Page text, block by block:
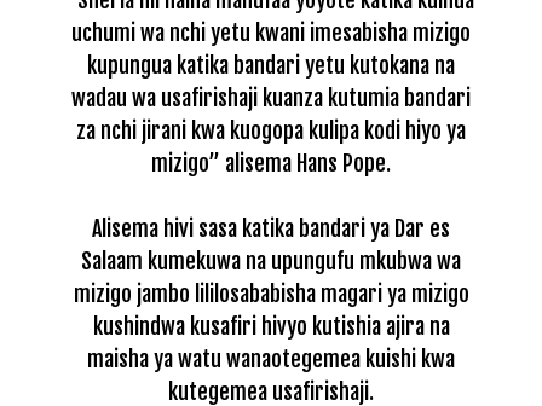
uchumi wa nchi yetu kwani imesabisha mizigo
kupungua katika bandari yetu kutokana na
wadau wa usafirishaji kuanza kutumia bandari
za nchi jirani kwa kuogopa kulipa kodi hiyo ya
mizigo” alisema Hans Pope.
Alisema hivi sasa katika bandari ya Dar es
Salaam kumekuwa na upungufu mkubwa wa
mizigo jambo lililosababisha magari ya mizigo
kushindwa kusafiri hivyo kutishia ajira na
maisha ya watu wanaotegemea kuishi kwa
kutegemea usafirishaji.